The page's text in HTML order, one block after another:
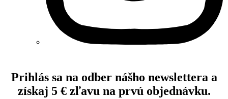
Prihlás sa na odber nášho newslettera a
získaj 5 € zľavu na prvú objednávku.